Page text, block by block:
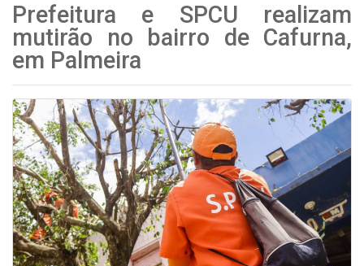
Prefeitura e SPCU realizam
mutirão no bairro de Cafurna,
em Palmeira